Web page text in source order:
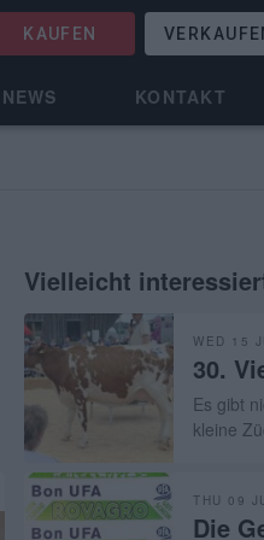
KAUFEN
NEWS KONTAKT
Vielleicht
WED 15
30.
Les
Es gibt
kleine
THU 09
Die